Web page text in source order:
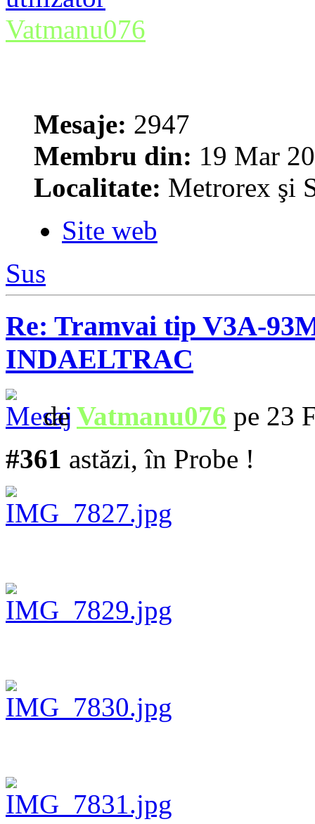
Vatmanu076
Mesaje: 2947
Membru din: 19 Mar
Localitate: Metrorex şi
Site web
Sus
Re: Tramvai tip V3A-
INDAELTRAC
de Vatmanu076 pe 23
#361 astăzi, în Probe !